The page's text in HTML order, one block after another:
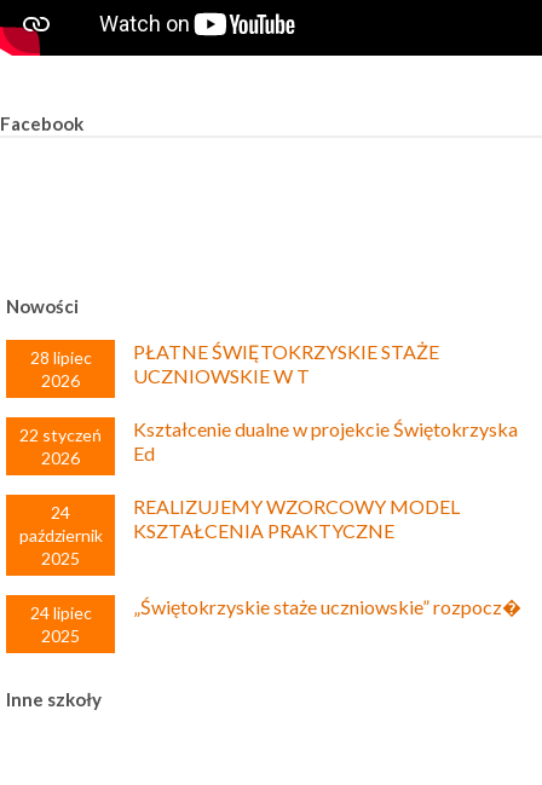
Facebook
Nowości
28 lipiec
2026
PŁATNE ŚWIĘTOKRZYSKIE STAŻE
UCZNIOWSKIE W T
22 styczeń
2026
Kształcenie dualne w projekcie Świętokrzyska
Ed
24
październik
2025
REALIZUJEMY WZORCOWY MODEL
KSZTAŁCENIA PRAKTYCZNE
24 lipiec
2025
„Świętokrzyskie staże uczniowskie” rozpocz�
Inne szkoły